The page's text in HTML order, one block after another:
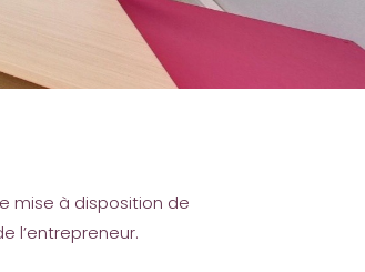
mise à disposition de
l’entrepreneur.